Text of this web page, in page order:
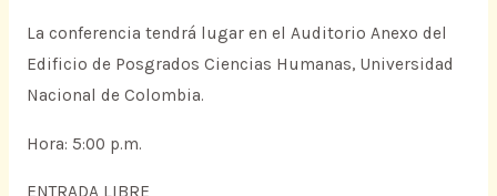
La conferencia tendrá lugar en el Auditorio Anexo del
Edificio de Posgrados Ciencias Humanas, Universidad
Nacional de Colombia.
Hora: 5:00 p.m.
ENTRADA LIBRE